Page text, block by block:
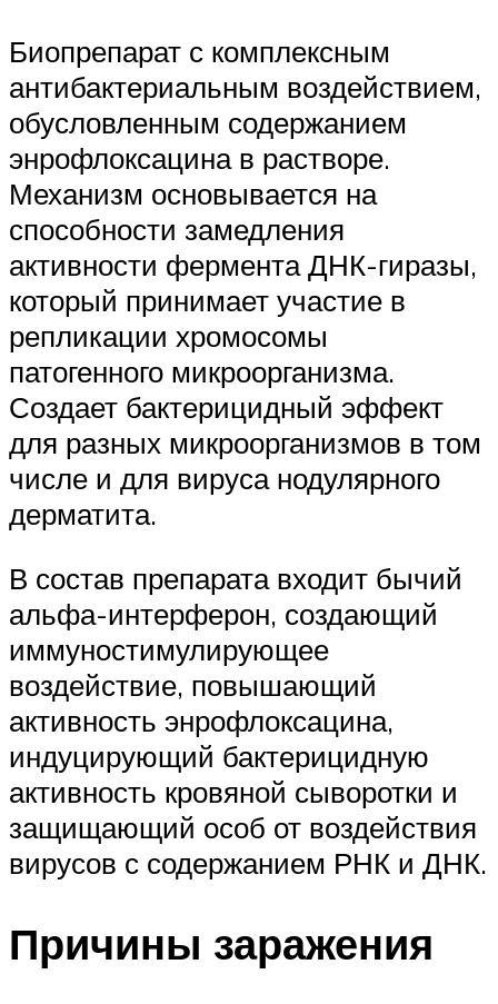
Биопрепарат с комплексным
антибактериальным воздействием,
обусловленным содержанием
энрофлоксацина в растворе.
Механизм основывается на
способности замедления
активности фермента ДНК-гиразы,
который принимает участие в
репликации хромосомы
патогенного микроорганизма.
Создает бактерицидный эффект
для разных микроорганизмов в том
числе и для вируса нодулярного
дерматита.
В состав препарата входит бычий
альфа-интерферон, создающий
иммуностимулирующее
воздействие, повышающий
активность энрофлоксацина,
индуцирующий бактерицидную
активность кровяной сыворотки и
защищающий особ от воздействия
вирусов с содержанием РНК и ДНК.
Причины заражения